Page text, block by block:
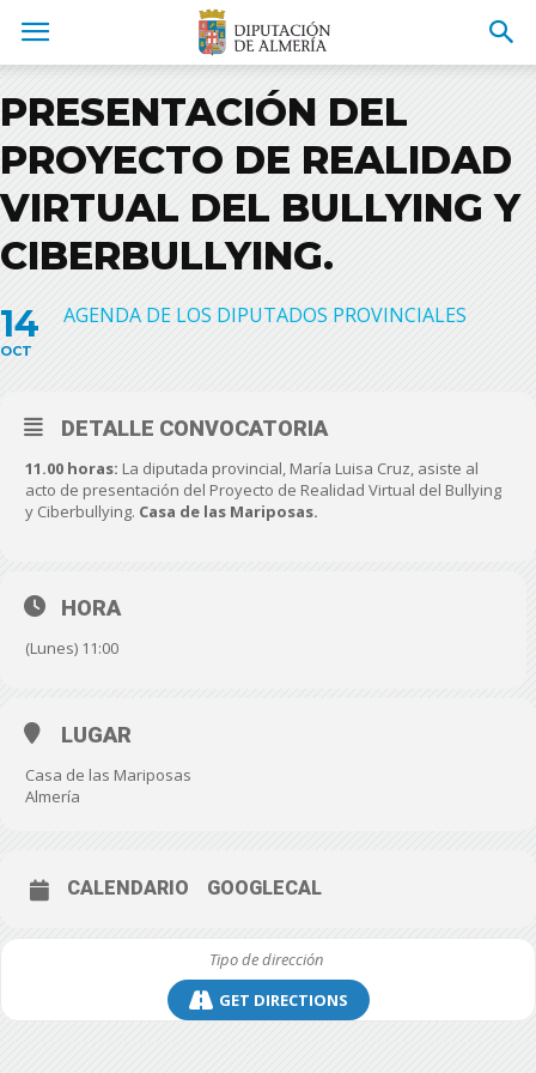
PRESENTACIÓN DEL
PROYECTO DE REALIDAD
VIRTUAL DEL BULLYING Y
CIBERBULLYING.
14
OCT
AGENDA DE LOS DIPUTADOS PROVINCIALES
DETALLE CONVOCATORIA
11.00 horas: La diputada provincial, María Luisa Cruz, asiste al
acto de presentación del Proyecto de Realidad Virtual del Bullying
y Ciberbullying. Casa de las Mariposas.
HORA
(Lunes) 11:00
LUGAR
Casa de las Mariposas
Almería
CALENDARIO GOOGLECAL
GET DIRECTIONS